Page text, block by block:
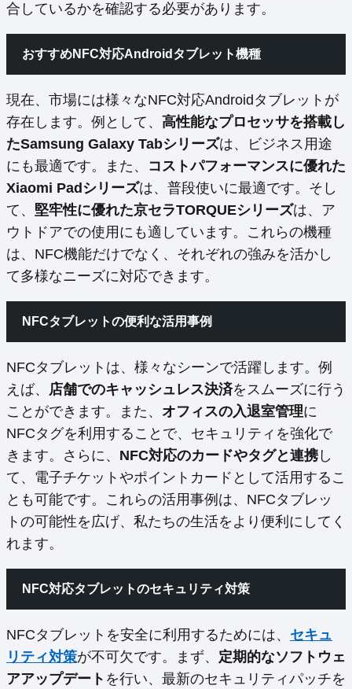
合しているかを確認する必要があります。
おすすめNFC対応Androidタブレット機種
現在、市場には様々なNFC対応Androidタブレットが
存在します。例として、 高性能なプロセッサを搭載し
たSamsung Galaxy Tabシリーズは、ビジネス用途
にも最適です。また、 コストパフォーマンスに優れた
Xiaomi Padシリーズは、普段使いに最適です。そし
て、 堅牢性に優れた京セラTORQUEシリーズは、ア
ウトドアでの使用にも適しています。これらの機種
は、NFC機能だけでなく、それぞれの強みを活かし
て多様なニーズに対応できます。
NFCタブレットの便利な活用事例
NFCタブレットは、様々なシーンで活躍します。例
えば、 店舗でのキャッシュレス決済をスムーズに行う
ことができます。また、 オフィスの入退室管理に
NFCタグを利用することで、セキュリティを強化で
きます。さらに、 NFC対応のカードやタグと連携し
て、電子チケットやポイントカードとして活用するこ
とも可能です。これらの活用事例は、NFCタブレッ
トの可能性を広げ、私たちの生活をより便利にしてく
れます。
NFC対応タブレットのセキュリティ対策
NFCタブレットを安全に利用するためには、 セキュ
リティ対策が不可欠です。まず、 定期的なソフトウェ
アアップデート を行い、最新のセキュリティパッチを